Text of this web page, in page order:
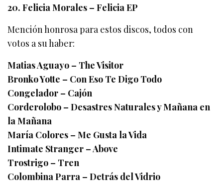
20. Felicia Morales – Felicia EP
Mención honrosa para estos discos, todos con
votos a su haber:
Matias Aguayo – The Visitor
Bronko Yotte – Con Eso Te Digo Todo
Congelador – Cajón
Corderolobo – Desastres Naturales y Mañana en
la Mañana
María Colores – Me Gusta la Vida
Intimate Stranger – Above
Trostrigo – Tren
Colombina Parra – Detrás del Vidrio